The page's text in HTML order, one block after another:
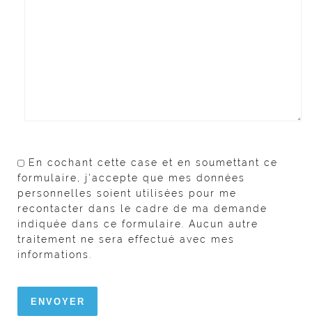
En cochant cette case et en soumettant ce
formulaire, j'accepte que mes données
personnelles soient utilisées pour me
recontacter dans le cadre de ma demande
indiquée dans ce formulaire. Aucun autre
traitement ne sera effectué avec mes
informations.